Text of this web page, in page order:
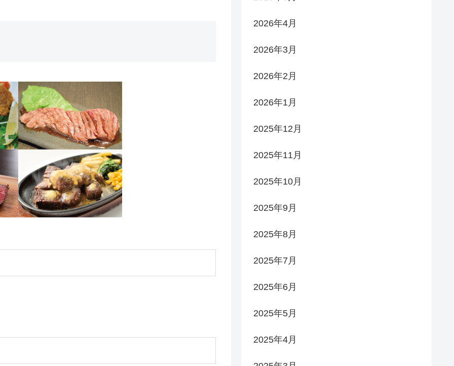
2026年4月
2026年3月
2026年2月
2026年1月
2025年12月
2025年11月
2025年10月
2025年9月
2025年8月
2025年7月
2025年6月
2025年5月
2025年4月